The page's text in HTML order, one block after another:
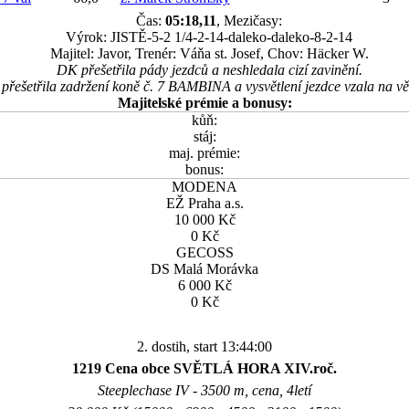
Čas: 05:18,11, Mezičasy:
Výrok: JISTĚ-5-2 1/4-2-14-daleko-daleko-8-2-14
Majitel: Javor, Trenér: Váňa st. Josef, Chov: Häcker W.
DK přešetřila pády jezdců a neshledala cizí zavinění.
zadržení koně č. 7 BAMBINA a vysvětlení jezdce vzala na
Majitelské prémie a bonusy:
kůň:
stáj:
maj. prémie:
bonus:
MODENA
EŽ Praha a.s.
10 000 Kč
0 Kč
GECOSS
DS Malá Morávka
6 000 Kč
0 Kč
2. dostih, start 13:44:00
1219 Cena obce SVĚTLÁ HORA XIV.roč.
Steeplechase IV - 3500 m, cena, 4letí